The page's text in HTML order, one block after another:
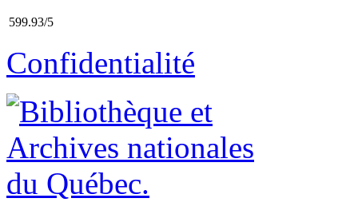
599.93/5
Confidentialité